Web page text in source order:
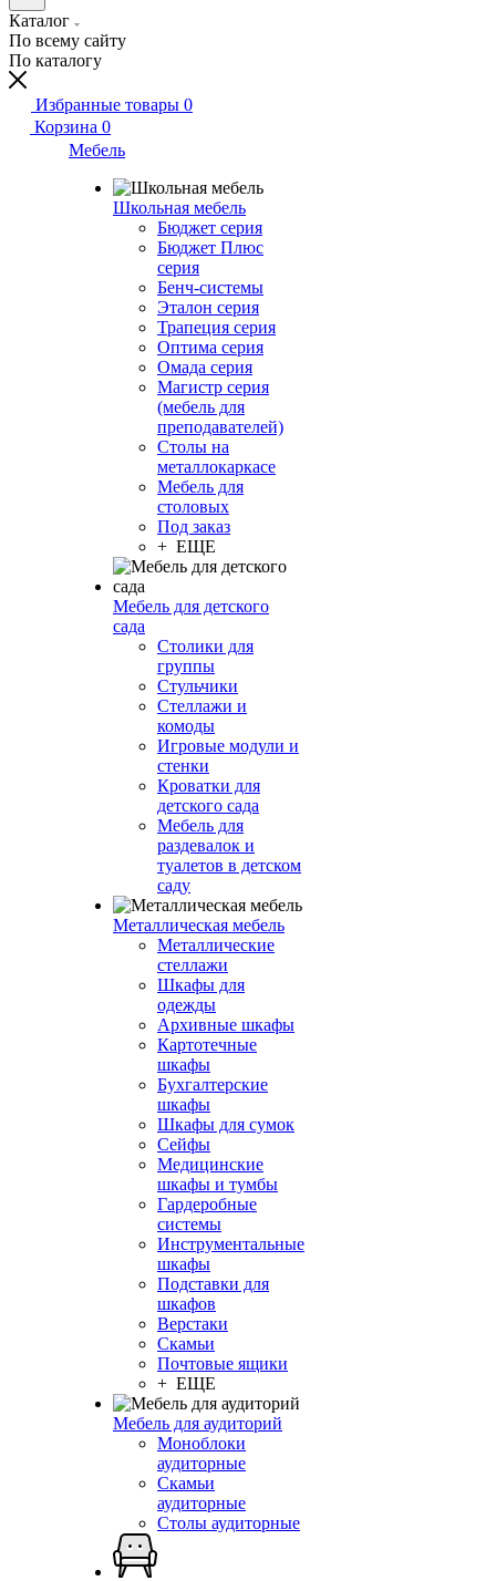
Каталог
По всему сайту
По каталогу
Избранные товары 0
Корзина 0
Мебель
Школьная мебель
Бюджет серия
Бюджет Плюс
серия
Бенч-системы
Эталон серия
Трапеция серия
Оптима серия
Омада серия
Магистр серия
(мебель для
преподавателей)
Столы на
металлокаркасе
Мебель для
столовых
Под заказ
+ ЕЩЕ
Мебель для детского
сада
Столики для
группы
Стульчики
Стеллажи и
комоды
Игровые модули и
стенки
Кроватки для
детского сада
Мебель для
раздевалок и
туалетов в детском
саду
Металлическая мебель
Металлические
стеллажи
Шкафы для
одежды
Архивные шкафы
Картотечные
шкафы
Бухгалтерские
шкафы
Шкафы для сумок
Сейфы
Медицинские
шкафы и тумбы
Гардеробные
системы
Инструментальные
шкафы
Подставки для
шкафов
Верстаки
Скамьи
Почтовые ящики
+ ЕЩЕ
Мебель для аудиторий
Моноблоки
аудиторные
Скамьи
аудиторные
Столы аудиторные